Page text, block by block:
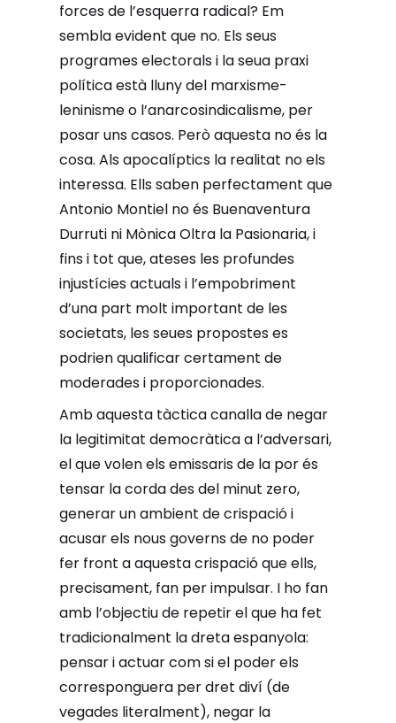
forces de l’esquerra radical? Em
sembla evident que no. Els seus
programes electorals i la seua praxi
política està lluny del marxisme-
leninisme o l’anarcosindicalisme, per
posar uns casos. Però aquesta no és la
cosa. Als apocalíptics la realitat no els
interessa. Ells saben perfectament que
Antonio Montiel no és Buenaventura
Durruti ni Mònica Oltra la Pasionaria, i
fins i tot que, ateses les profundes
injustícies actuals i l’empobriment
d’una part molt important de les
societats, les seues propostes es
podrien qualificar certament de
moderades i proporcionades.
Amb aquesta tàctica canalla de negar
la legitimitat democràtica a l’adversari,
el que volen els emissaris de la por és
tensar la corda des del minut zero,
generar un ambient de crispació i
acusar els nous governs de no poder
fer front a aquesta crispació que ells,
precisament, fan per impulsar. I ho fan
amb l’objectiu de repetir el que ha fet
tradicionalment la dreta espanyola:
pensar i actuar com si el poder els
corresponguera per dret diví (de
vegades literalment), negar la